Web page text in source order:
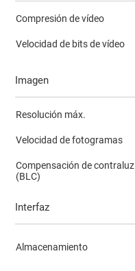
Compresión de vídeo
Velocidad de bits de vídeo
Imagen
Resolución máx.
Velocidad de fotogramas
Compensación de contraluz
(BLC)
Interfaz
Almacenamiento